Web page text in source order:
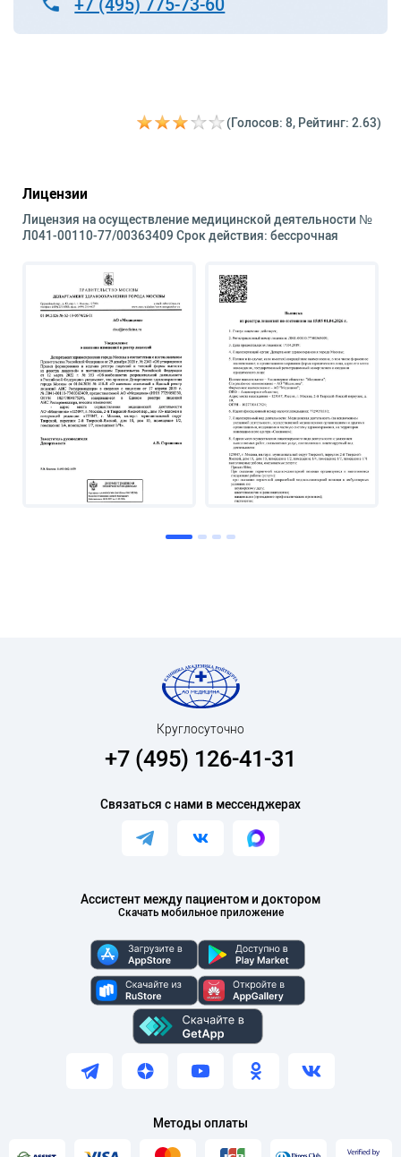
(Голосов: 8, Рейтинг: 2.63)
Лицензии
Лицензия на осуществление медицинской деятельности №
Л041-00110-77/00363409 Срок действия: бессрочная
Ассистент между пациентом и доктором
Скачать мобильное приложение
Круглосуточно
+7 (495) 126-41-31
Связаться с нами в мессенджерах
Методы оплаты